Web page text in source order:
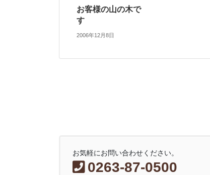
お客様の山の木で
す
2006年12月8日
お気軽にお問い合わせください。
0263-87-0500